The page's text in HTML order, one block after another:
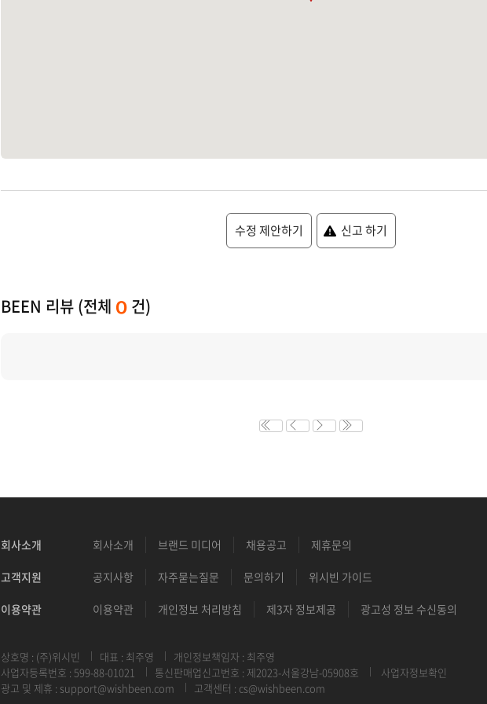
수정 제안하기 신고 하기
BEEN 리뷰 (전체 0 건)
회사소개 회사소개 브랜드 미디어 채용공고 제휴문의
고객지원 공지사항 자주묻는질문 문의하기 위시빈 가이드
이용약관 이용약관 개인정보 처리방침 제3자 정보제공 광고성 정보 수신동의
상호명 : (주)위시빈 대표 : 최주영
개인정보책임자 : 최주영
사업자등록번호 : 599-88-01021
통신판매업신고번호 : 제2023-서울강남-05908호
사업자정보확인
광고 및 제휴 : support@wishbeen.com 고객센터 : cs@wishbeen.com